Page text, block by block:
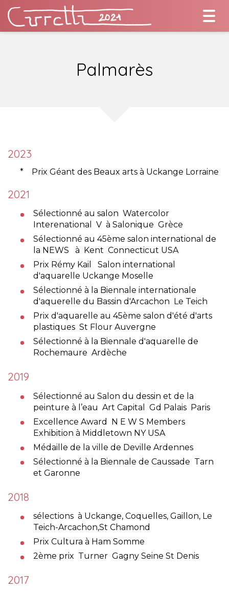
Palmarès
2023
* Prix Géant des Beaux arts à Uckange Lorraine
2021
Sélectionné au salon Watercolor
Interenational V à Salonique Grèce
Sélectionné au 45ème salon international de
la NEWS à Kent Connecticut USA
Prix Rémy Kail Salon international
d'aquarelle Uckange Moselle
Sélectionné à la Biennale internationale
d'aquerelle du Bassin d'Arcachon Le Teich
Prix d'aquarelle au 45ème salon d'été d'arts
plastiques St Flour Auvergne
Sélectionné à la Biennale d'aquarelle de
Rochemaure Ardèche
2019
Sélectionné au Salon du dessin et de la
peinture à l’eau Art Capital Gd Palais Paris
Excellence Award N E W S Members
Exhibition à Middletown NY USA
Médaille de la ville de Deville Ardennes
Sélectionné à la Biennale de Caussade Tarn
et Garonne
2018
sélections à Uckange, Coquelles, Gaillon, Le
Teich-Arcachon,St Chamond
Prix Cultura à Ham Somme
2ème prix Turner Gagny Seine St Denis
2017